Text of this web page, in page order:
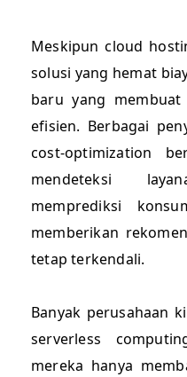
Meskipun cloud
solusi yang hemat
baru yang membuat
efisien. Berbagai
cost-optimization
mendeteksi
memprediksi
memberikan
tetap terkendali.
Banyak perusahaan
serverless
mereka hanya